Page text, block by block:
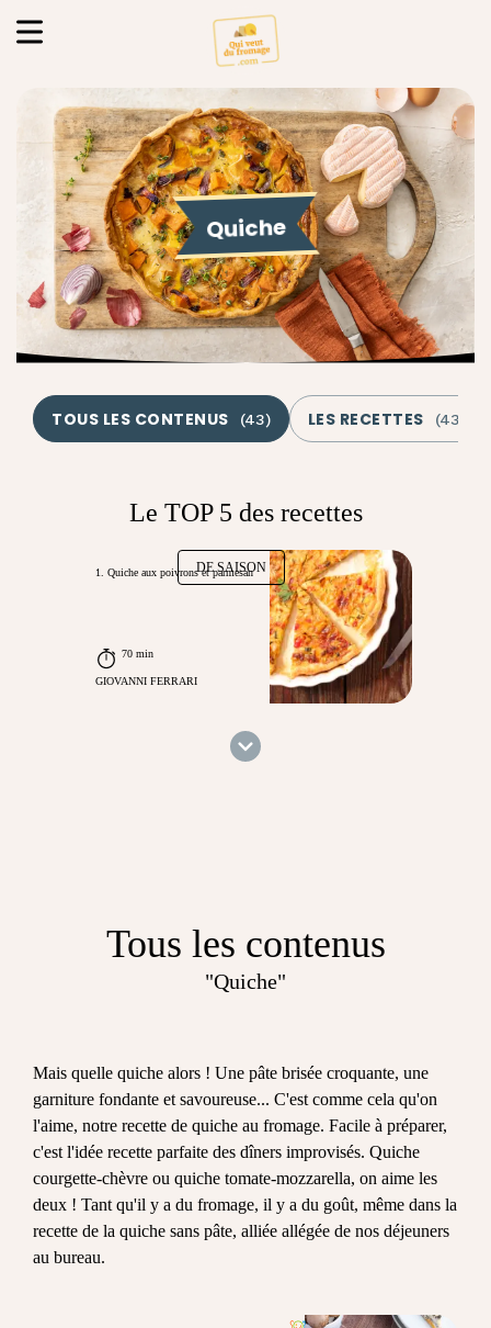
Quiche
TOUS LES CONTENUS (43) LES RECETTES (43
Le TOP 5 des recettes
DE SAISON
1. Quiche aux poivrons et parmesan
70 min
GIOVANNI FERRARI
Tous les contenus
"Quiche"
Mais quelle quiche alors ! Une pâte brisée croquante, une
garniture fondante et savoureuse... C'est comme cela qu'on
l'aime, notre recette de quiche au fromage. Facile à préparer,
c'est l'idée recette parfaite des dîners improvisés. Quiche
courgette-chèvre ou quiche tomate-mozzarella, on aime les
deux ! Tant qu'il y a du fromage, il y a du goût, même dans la
recette de la quiche sans pâte, alliée allégée de nos déjeuners
au bureau.